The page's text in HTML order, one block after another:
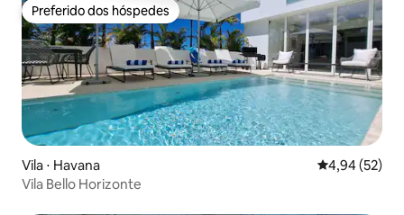
Preferido dos hóspedes
Preferido dos hóspedes
Vila ⋅ Havana 4,94 de uma
4,94 (52)
Vila Bello Horizonte